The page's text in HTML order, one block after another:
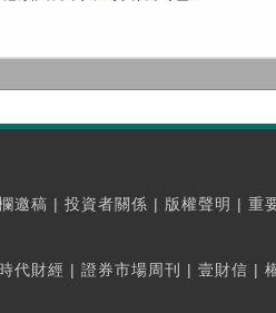
邀稿 | 投資者關係 | 版權聲明 | 重
時代財經 | 證券市場周刊 | 壹財信 |